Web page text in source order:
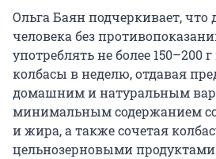
Ольга Баян подчеркивает, что
человека без
употреблять не более 150–200
колбасы в неделю, отдавая
домашним и натуральным
минимальным содержанием
и жира, а также сочетая
цельнозерновыми